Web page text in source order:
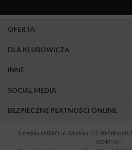
OFERTA
DLA KLUBOWICZA
INNE
SOCIAL MEDIA
BEZPIECZNE PŁATNOŚCI ONLINE
Uczelnia ASBiRO, ul. Gdańska 112, 90-508
100491414